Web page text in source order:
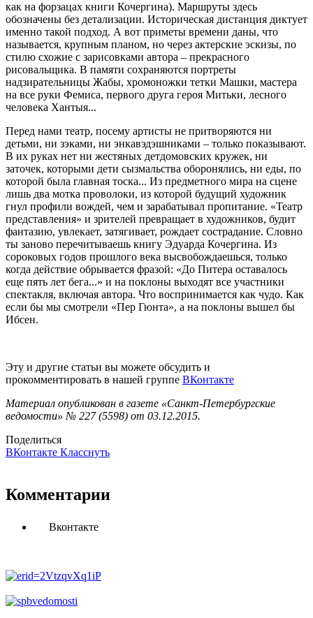
как на форзацах книги Кочергина). Маршруты здесь
обозначены без детализации. Историческая дистанция диктует
именно такой подход. А вот приметы времени даны, что
называется, крупным планом, но через актерские эскизы, по
стилю схожие с зарисовками автора – прекрасного
рисовальщика. В памяти сохраняются портреты
надзирательницы Жабы, хромоножки тетки Машки, мастера
на все руки Фемиса, первого друга героя Митьки, лесного
человека Хантыя...
Перед нами театр, посему артисты не притворяются ни
детьми, ни зэками, ни энкавэдэшниками – только показывают.
В их руках нет ни жестяных детдомовских кружек, ни
заточек, которыми дети сызмальства оборонялись, ни еды, по
которой была главная тоска... Из предметного мира на сцене
лишь два мотка проволоки, из которой будущий художник
гнул профили вождей, чем и зарабатывал пропитание. «Театр
представления» и зрителей превращает в художников, будит
фантазию, увлекает, затягивает, рождает сострадание. Словно
ты заново перечитываешь книгу Эдуарда Кочергина. Из
сороковых годов прошлого века высвобождаешься, только
когда действие обрывается фразой: «До Питера оставалось
еще пять лет бега...» и на поклоны выходят все участники
спектакля, включая автора. Что воспринимается как чудо. Как
если бы мы смотрели «Пер Гюнта», а на поклоны вышел бы
Ибсен.
Эту и другие статьи вы можете обсудить и
прокомментировать в нашей группе ВКонтакте
Материал опубликован в газете «Санкт-Петербургские
ведомости» № 227 (5598) от 03.12.2015.
Поделиться
ВКонтакте Класснуть
Комментарии
Вконтакте